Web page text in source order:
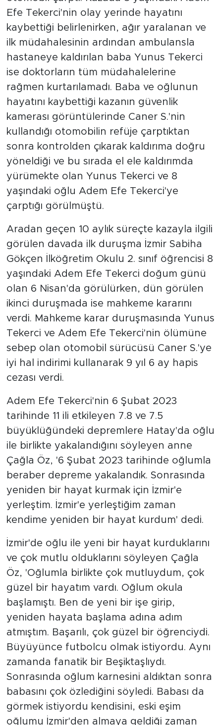
Efe Tekerci'nin olay yerinde hayatını
kaybettiği belirlenirken, ağır yaralanan ve
ilk müdahalesinin ardından ambulansla
hastaneye kaldırılan baba Yunus Tekerci
ise doktorların tüm müdahalelerine
rağmen kurtarılamadı. Baba ve oğlunun
hayatını kaybettiği kazanın güvenlik
kamerası görüntülerinde Caner S.'nin
kullandığı otomobilin refüje çarptıktan
sonra kontrolden çıkarak kaldırıma doğru
yöneldiği ve bu sırada el ele kaldırımda
yürümekte olan Yunus Tekerci ve 8
yaşındaki oğlu Adem Efe Tekerci'ye
çarptığı görülmüştü.
Aradan geçen 10 aylık süreçte kazayla ilgili
görülen davada ilk duruşma İzmir Sabiha
Gökçen İlköğretim Okulu 2. sınıf öğrencisi 8
yaşındaki Adem Efe Tekerci doğum günü
olan 6 Nisan'da görülürken, dün görülen
ikinci duruşmada ise mahkeme kararını
verdi. Mahkeme karar duruşmasında Yunus
Tekerci ve Adem Efe Tekerci'nin ölümüne
sebep olan otomobil sürücüsü Caner S.'ye
iyi hal indirimi kullanarak 9 yıl 6 ay hapis
cezası verdi.
Adem Efe Tekerci'nin 6 Şubat 2023
tarihinde 11 ili etkileyen 7.8 ve 7.5
büyüklüğündeki depremlere Hatay'da oğlu
ile birlikte yakalandığını söyleyen anne
Çağla Öz, '6 Şubat 2023 tarihinde oğlumla
beraber depreme yakalandık. Sonrasında
yeniden bir hayat kurmak için İzmir'e
yerleştim. İzmir'e yerleştiğim zaman
kendime yeniden bir hayat kurdum' dedi.
İzmir'de oğlu ile yeni bir hayat kurduklarını
ve çok mutlu olduklarını söyleyen Çağla
Öz, 'Oğlumla birlikte çok mutluydum, çok
güzel bir hayatım vardı. Oğlum okula
başlamıştı. Ben de yeni bir işe girip,
yeniden hayata başlama adına adım
atmıştım. Başarılı, çok güzel bir öğrenciydi.
Büyüyünce futbolcu olmak istiyordu. Aynı
zamanda fanatik bir Beşiktaşlıydı.
Sonrasında oğlum karnesini aldıktan sonra
babasını çok özlediğini söyledi. Babası da
görmek istiyordu kendisini, eski eşim
oğlumu İzmir'den almaya geldiği zaman